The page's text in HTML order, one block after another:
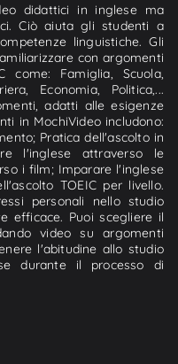
didattici in inglese ma
Ciò aiuta gli studenti a
linguistiche. Gli
con argomenti
come: Famiglia, Scuola,
Economia, Politica,...
adatti alle esigenze
in MochiVideo includono:
Pratica dell'ascolto in
l'inglese attraverso le
i film; Imparare l'inglese
TOEIC per livello.
personali nello studio
efficace. Puoi scegliere il
video su argomenti
l'abitudine allo studio
durante il processo di